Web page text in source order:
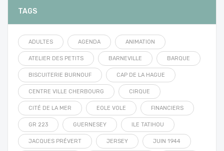
TAGS
ADULTES AGENDA ANIMATION
ATELIER DES PETITS BARNEVILLE BARQUE
BISCUITERIE BURNOUF CAP DE LA HAGUE
CENTRE VILLE CHERBOURG CIRQUE
CITÉ DE LA MER EOLE VOLE FINANCIERS
GR 223 GUERNESEY ILE TATIHOU
JACQUES PRÉVERT JERSEY JUIN 1944